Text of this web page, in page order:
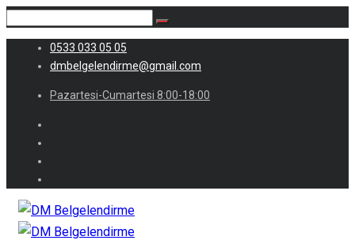
0533 033 05 05
dmbelgelendirme@gmail.com
Pazartesi-Cumartesi 8:00-18:00